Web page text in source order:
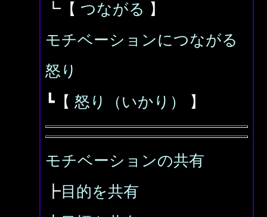
┗【 つながる 】
モチベーションにつながる
怒り
┗【 怒り（いかり） 】
モチベーションの共有
┣目的を共有